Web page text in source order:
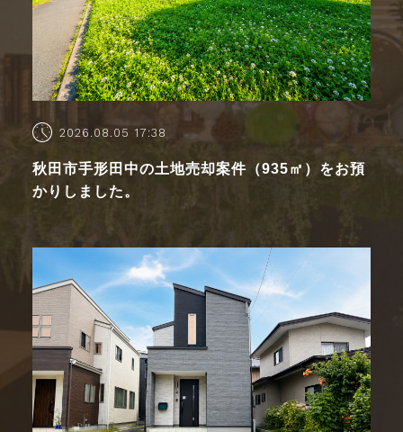
2026.08.05 17:38
秋田市手形田中の土地売却案件（935㎡）をお預
かりしました。